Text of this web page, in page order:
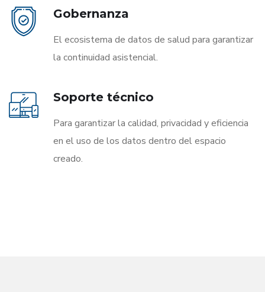
Gobernanza
El ecosistema de datos de salud para garantizar
la continuidad asistencial.
Soporte técnico
Para garantizar la calidad, privacidad y eficiencia
en el uso de los datos dentro del espacio
creado.